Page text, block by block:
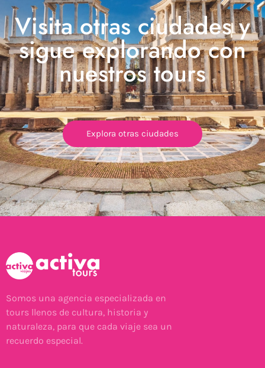
Visita otras ciudades y
sigue explorando con
nuestros tours
Explora otras ciudades
Somos una agencia especializada en
tours llenos de cultura, historia y
naturaleza, para que cada viaje sea un
recuerdo especial.